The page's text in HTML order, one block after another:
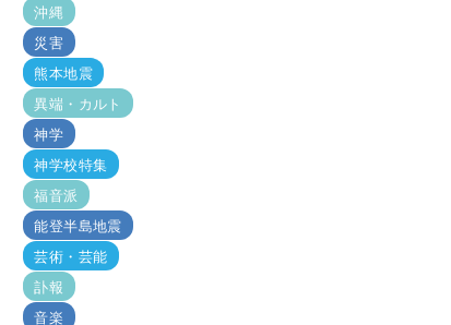
沖縄
災害
熊本地震
異端・カルト
神学
神学校特集
福音派
能登半島地震
芸術・芸能
訃報
音楽